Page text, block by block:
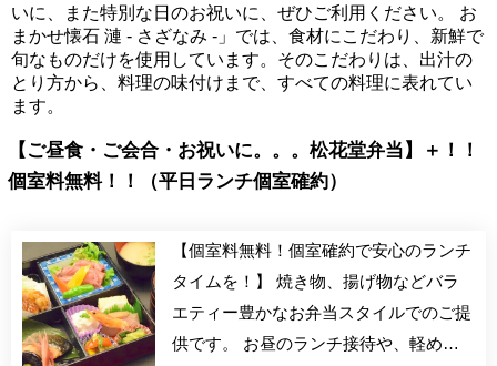
いに、また特別な日のお祝いに、ぜひご利用ください。 お
まかせ懐石 漣 - さざなみ -」では、食材にこだわり、新鮮で
旬なものだけを使用しています。そのこだわりは、出汁の
とり方から、料理の味付けまで、すべての料理に表れてい
ます。
【ご昼食・ご会合・お祝いに。。。松花堂弁当】＋！！
個室料無料！！（平日ランチ個室確約）
【個室料無料！個室確約で安心のランチ
タイムを！】 焼き物、揚げ物などバラ
エティー豊かなお弁当スタイルでのご提
供です。 お昼のランチ接待や、軽めの